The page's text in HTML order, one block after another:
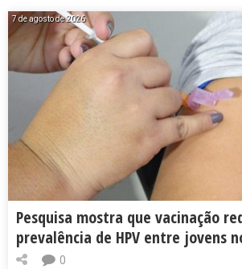
7 de agosto de 2026
Pesquisa mostra que vacinação
prevalência de HPV entre jovens
0